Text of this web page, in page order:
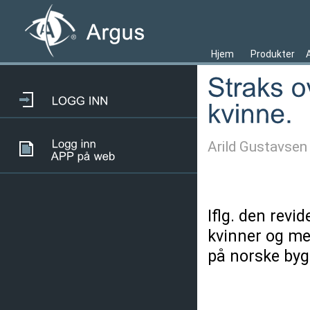
Hjem Produkter
Arild
Iflg. den
kvinner og
på norske